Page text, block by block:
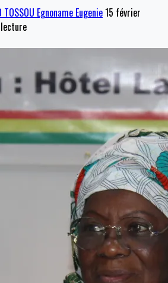
TOSSOU Egnoname Eugenie15 février